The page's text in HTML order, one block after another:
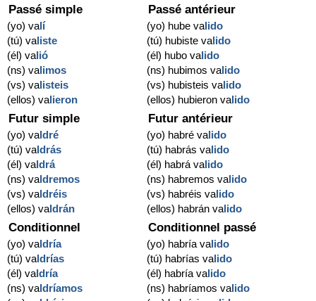
Passé simple
(yo) valí
(tú) valiste
(él) valió
(ns) valimos
(vs) valisteis
(ellos) valieron
Passé antérieur
(yo) hube valido
(tú) hubiste valido
(él) hubo valido
(ns) hubimos valido
(vs) hubisteis valido
(ellos) hubieron valido
Futur simple
(yo) valdré
(tú) valdrás
(él) valdrá
(ns) valdremos
(vs) valdréis
(ellos) valdrán
Futur antérieur
(yo) habré valido
(tú) habrás valido
(él) habrá valido
(ns) habremos valido
(vs) habréis valido
(ellos) habrán valido
Conditionnel
(yo) valdría
(tú) valdrías
(él) valdría
(ns) valdríamos
Conditionnel passé
(yo) habría valido
(tú) habrías valido
(él) habría valido
(ns) habríamos valido